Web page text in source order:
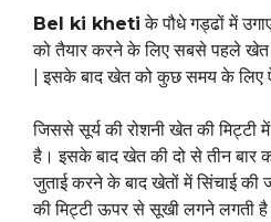
Bel ki kheti के पौधे गड्ढों में
को तैयार करने के लिए सबसे पहले खेत
| इसके बाद खेत को कुछ समय के लिए
जिससे सूर्य की रोशनी खेत की मिट्टी
है। इसके बाद खेत की दो से तीन बार
जुताई करने के बाद खेतों में सिंचाई की
की मिट्टी ऊपर से सूखी लगने लगती है